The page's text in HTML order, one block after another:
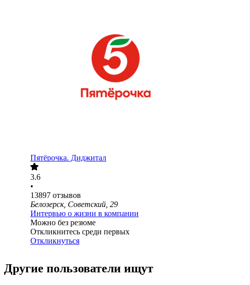
Пятёрочка. Диджитал
3.6
•
13897 отзывов
Белозерск, Советский, 29
Интервью о жизни в компании
Можно без резюме
Откликнитесь среди первых
Откликнуться
Другие пользователи ищут